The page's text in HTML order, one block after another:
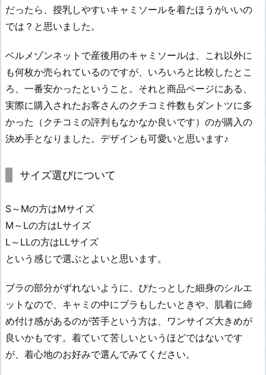
だったら、授乳しやすいキャミソールを着たほうがいいの
では？と思いました。
ベルメゾンネットで産後用のキャミソールは、これ以外に
も何枚か売られているのですが、いろいろと比較したとこ
ろ、一番安かったということ。それと商品ページにある、
実際に購入されたお客さんのクチコミ件数もダントツに多
かった（クチコミの評判もなかなか良いです）のが購入の
決め手となりました。デザインも可愛いと思います♪
サイズ選びについて
S～Mの方はMサイズ
M～Lの方はLサイズ
L～LLの方はLLサイズ
という感じで選ぶとよいと思います。
ブラの部分がずれないように、ぴたっとした細身のシルエ
ットなので、キャミの中にブラもしたいときや、肌着に締
め付け感があるのが苦手という方は、ワンサイズ大きめが
良いかもです。着ていて苦しいというほどではないです
が、着心地のお好みで選んでみてください。